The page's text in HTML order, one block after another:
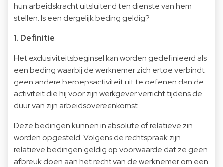
hun arbeidskracht uitsluitend ten dienste van hem
stellen. Is een dergelijk beding geldig?
1. Definitie
Het exclusiviteitsbeginsel kan worden gedefinieerd als
een beding waarbij de werknemer zich ertoe verbindt
geen andere beroepsactiviteit uit te oefenen dan de
activiteit die hij voor zijn werkgever verricht tijdens de
duur van zijn arbeidsovereenkomst.
Deze bedingen kunnen in absolute of relatieve zin
worden opgesteld. Volgens de rechtspraak zijn
relatieve bedingen geldig op voorwaarde dat ze geen
afbreuk doen aan het recht van de werknemer om een